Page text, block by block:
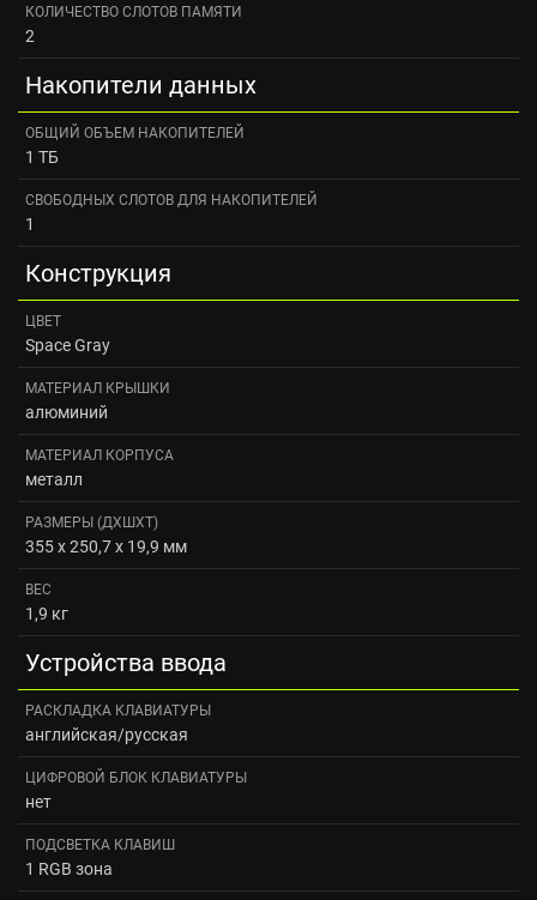
КОЛИЧЕСТВО СЛОТОВ ПАМЯТИ
2
Накопители данных
ОБЩИЙ ОБЪЕМ НАКОПИТЕЛЕЙ
1 ТБ
СВОБОДНЫХ СЛОТОВ ДЛЯ НАКОПИТЕЛЕЙ
1
Конструкция
ЦВЕТ
Space Gray
МАТЕРИАЛ КРЫШКИ
алюминий
МАТЕРИАЛ КОРПУСА
металл
РАЗМЕРЫ (ДXШXТ)
355 x 250,7 x 19,9 мм
ВЕС
1,9 кг
Устройства ввода
РАСКЛАДКА КЛАВИАТУРЫ
английская/русская
ЦИФРОВОЙ БЛОК КЛАВИАТУРЫ
нет
ПОДСВЕТКА КЛАВИШ
1 RGB зона